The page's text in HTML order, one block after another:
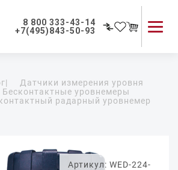
8 800 333-43-14
+7(495)843-50-93
Применение приборов
Как мы работаем
|
Датчики измерения уровня
Бесконтактные уровнемеры
радарный уровнемер
Артикул: WED-224-